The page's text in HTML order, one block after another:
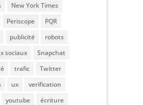
New York Times
Periscope
PQR
publicité
robots
sociaux
Snapchat
trafic
Twitter
ux
verification
youtube écriture